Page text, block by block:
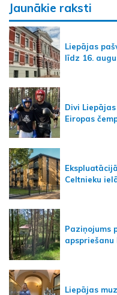
Jaunākie raksti
Liepājas
līdz 16.
Divi
Eiropas
Celtnieku
Paziņojums
apspriešanu
Liepājas